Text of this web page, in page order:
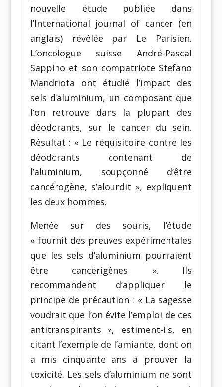
nouvelle étude publiée dans
l’International journal of cancer (en
anglais) révélée par Le Parisien.
L’oncologue suisse André-Pascal
Sappino et son compatriote Stefano
Mandriota ont étudié l’impact des
sels d’aluminium, un composant que
l’on retrouve dans la plupart des
déodorants, sur le cancer du sein.
Résultat : « Le réquisitoire contre les
déodorants contenant de
l’aluminium, soupçonné d’être
cancérogène, s’alourdit », expliquent
les deux hommes.
Menée sur des souris, l’étude
« fournit des preuves expérimentales
que les sels d’aluminium pourraient
être cancérigènes ». Ils
recommandent d’appliquer le
principe de précaution : « La sagesse
voudrait que l’on évite l’emploi de ces
antitranspirants », estiment-ils, en
citant l’exemple de l’amiante, dont on
a mis cinquante ans à prouver la
toxicité. Les sels d’aluminium ne sont